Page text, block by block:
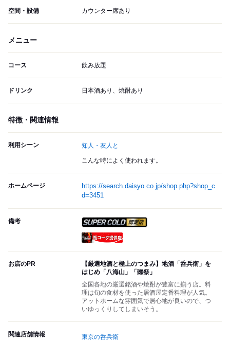
空間・設備 カウンター席あり
メニュー
コース 飲み放題
ドリンク 日本酒あり、焼酎あり
特徴・関連情報
利用シーン 知人・友人と
こんな時によく使われます。
ホームページ
https://search.daisyo.co.jp/shop.php?shop_c
d=3451
備考
お店のPR
【厳選地酒と極上のつまみ】地酒「呑兵衛」を
はじめ「八海山」「獺祭」
全国各地の厳選銘酒や焼酎が豊富に揃う店。料
理は旬の食材を使った居酒屋定番料理が人気。
アットホームな雰囲気で居心地が良いので、つ
いゆっくりしてしまいそう。
関連店舗情報
東京の呑兵衛